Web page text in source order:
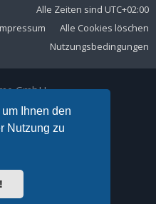
Ihnen den
Nutzung zu
Alle Zeiten sind UTC+02:00
Alle Cookies löschen
Nutzungsbedingungen
GmbH
102
59897 61